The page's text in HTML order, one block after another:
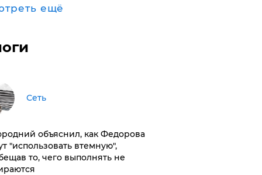
ещё
Сеть
объяснил, как Федорова
"использовать втемную",
то, чего выполнять не